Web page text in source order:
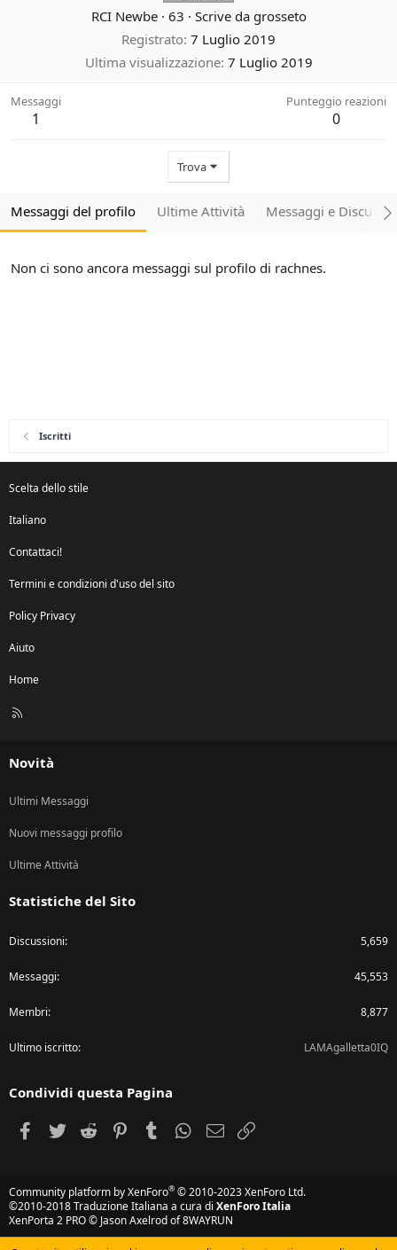
RCI Newbe · 63 · Scrive da grosseto
Registrato 7 Luglio 2019
Ultima visualizzazione 7 Luglio 2019
Messaggi
1
Punteggio reazioni
0
Trova
Messaggi del profilo Ultime Attività Messaggi e
Non ci sono ancora messaggi sul profilo di rachnes.
Iscritti
Scelta dello stile
Italiano
Contattaci!
Termini e condizioni d'uso del sito
Policy Privacy
Aiuto
Home
R
Novità
Ultimi Messaggi
Nuovi messaggi profilo
Ultime Attività
Statistiche del Sito
Discussioni 5,659
Messaggi 45,553
Membri 8,877
Ultimo iscritto LAMAgalletta0IQ
Condividi questa Pagina
Facebook
Twitter Reddit PinterestTumblr WhatsApp
e-mail
Community platform by XenForo® © 2010-2023 XenForo Ltd.
©2010-2018 Traduzione Italiana a cura di XenForo Italia
XenPorta 2 PRO© Jason Axelrod of8WAYRUN